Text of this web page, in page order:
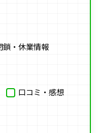
鎖・休業情報
口コミ・感想